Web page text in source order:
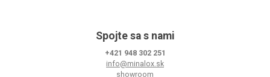
Spojte sa s nami
+421 948 302 251
info@minalox.sk
showroom